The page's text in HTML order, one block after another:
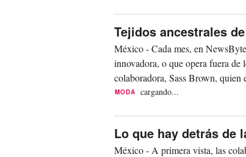
Tejidos ancestrales
México - Cada mes, en
innovadora, o que opera fuera de
colaboradora, Sass Brown, quien
MODA cargando...
Lo que hay detrás de
México - A primera vista, las